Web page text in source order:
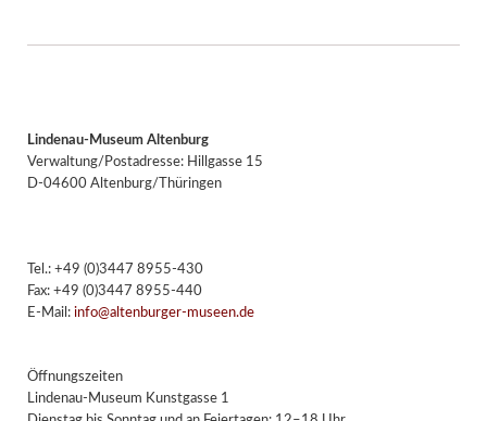
Lindenau-Museum Altenburg
Verwaltung/Postadresse: Hillgasse 15
D-04600 Altenburg/Thüringen
Tel.: +49 (0)3447 8955-430
Fax: +49 (0)3447 8955-440
E-Mail: info@altenburger-museen.de
Öffnungszeiten
Lindenau-Museum Kunstgasse 1